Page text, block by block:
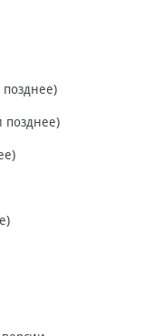
позднее)